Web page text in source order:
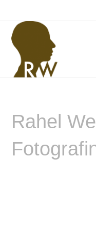
springen
Rahel